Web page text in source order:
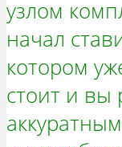
узлом
начал
котором
стоит и вы